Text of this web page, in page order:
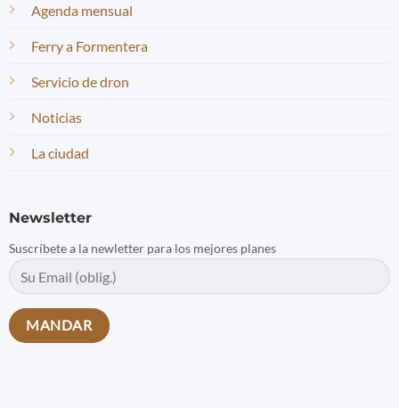
Agenda mensual
Ferry a Formentera
Servicio de dron
Noticias
La ciudad
Newsletter
Suscríbete a la newletter para los mejores planes